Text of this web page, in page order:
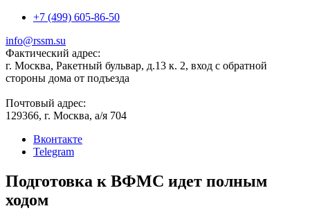
+7 (499) 605-86-50
info@rssm.su
Фактический адрес:
г. Москва, Ракетный бульвар, д.13 к. 2, вход с обратной
стороны дома от подъезда
Почтовый адрес:
129366, г. Москва, а/я 704
Вконтакте
Telegram
Подготовка к ВФМС идет полным
ходом